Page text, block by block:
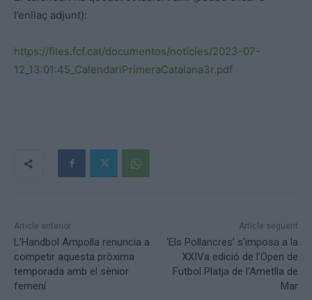
l’enllaç adjunt):
https://files.fcf.cat/documentos/noticies/2023-07-
12_13:01:45_CalendariPrimeraCatalana3r.pdf
Article anterior
L’Handbol Ampolla renuncia a
competir aquesta pròxima
temporada amb el sènior
femení
Article següent
‘Els Pollancres’ s’imposa a la
XXIVa edició de l’Open de
Futbol Platja de l’Ametlla de
Mar